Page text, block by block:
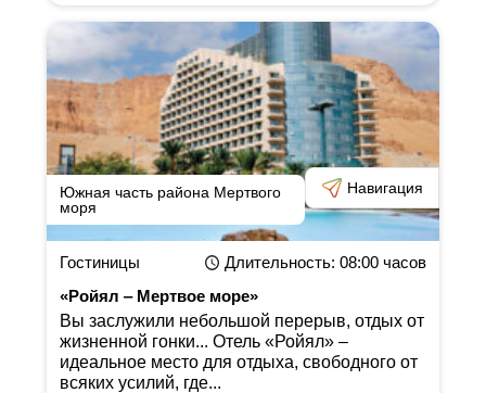
Южная часть района Мертвого
моря
Навигация
Гостиницы Длительность: 08:00часов
«Ройял ‒ Мертвое море»
Вы заслужили небольшой перерыв, отдых от
жизненной гонки... Отель «Ройял» ‒
идеальное место для отдыха, свободного от
всяких усилий, где...